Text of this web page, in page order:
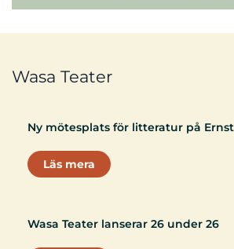
Wasa Teater
Ny mötesplats för litteratur på
Läs mera
Wasa Teater lanserar 26 under 26